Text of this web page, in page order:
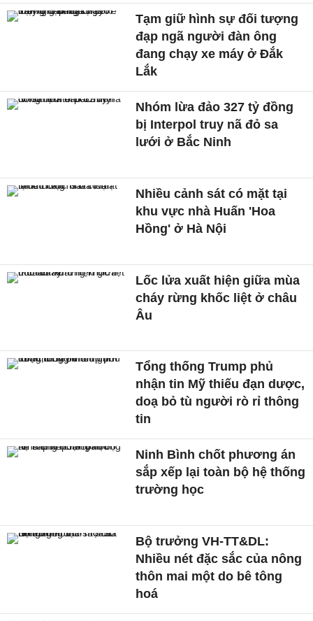
Tạm giữ hình sự đối tượng
đạp ngã người đàn ông
đang chạy xe máy ở Đắk
Lắk
Nhóm lừa đảo 327 tỷ đồng
bị Interpol truy nã đỏ sa
lưới ở Bắc Ninh
Nhiều cảnh sát có mặt tại
khu vực nhà Huấn 'Hoa
Hồng' ở Hà Nội
Lốc lửa xuất hiện giữa mùa
cháy rừng khốc liệt ở châu
Âu
Tổng thống Trump phủ
nhận tin Mỹ thiếu đạn dược,
doạ bỏ tù người rò rỉ thông
tin
Ninh Bình chốt phương án
sắp xếp lại toàn bộ hệ thống
trường học
Bộ trưởng VH-TT&DL:
Nhiều nét đặc sắc của nông
thôn mai một do bê tông
hoá